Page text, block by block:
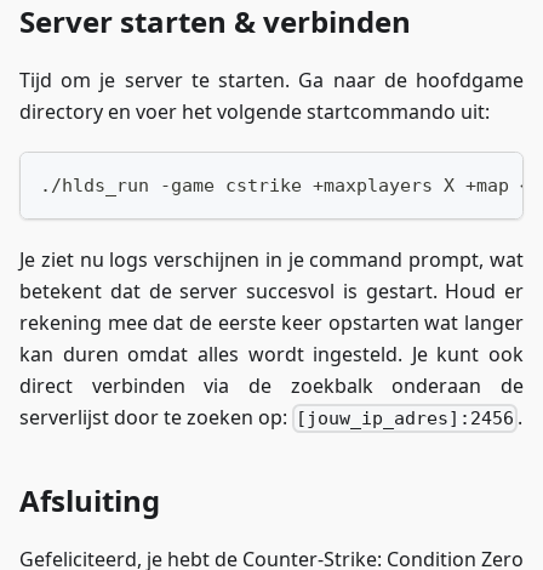
Server starten & verbinden
Tijd om je server te starten. Ga naar de hoofdgame
directory en voer het volgende startcommando uit:
./hlds_run -game cstrike +maxplayers X +map
Je ziet nu logs verschijnen in je command prompt, wat
betekent dat de server succesvol is gestart. Houd er
rekening mee dat de eerste keer opstarten wat langer
kan duren omdat alles wordt ingesteld. Je kunt ook
direct verbinden via de zoekbalk onderaan de
serverlijst door te zoeken op:
[jouw_ip_adres]:2456 .
Afsluiting
Gefeliciteerd, je hebt de Counter-Strike: Condition Zero